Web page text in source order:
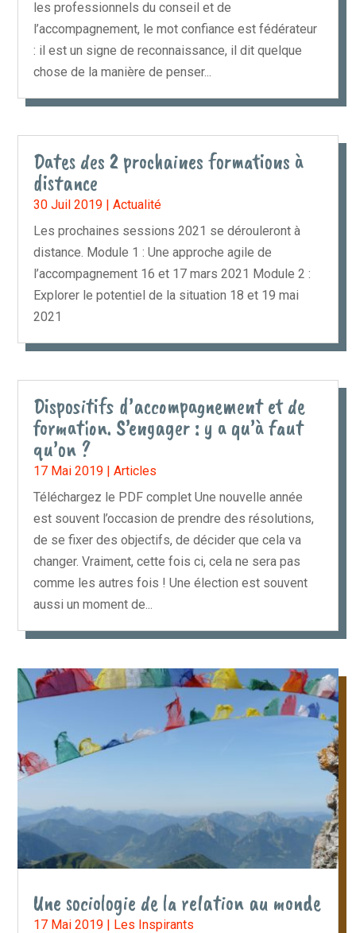
les professionnels du conseil et de
l’accompagnement, le mot confiance est fédérateur
: il est un signe de reconnaissance, il dit quelque
chose de la manière de penser...
Dates des 2 prochaines formations à
distance
30 Juil 2019 |Actualité
Les prochaines sessions 2021 se dérouleront à
distance. Module 1 : Une approche agile de
l’accompagnement 16 et 17 mars 2021 Module 2 :
Explorer le potentiel de la situation 18 et 19 mai
2021
Dispositifs d’accompagnement et de
formation. S’engager : y a qu’à faut
qu’on ?
17 Mai 2019 |Articles
Téléchargez le PDF complet Une nouvelle année
est souvent l’occasion de prendre des résolutions,
de se fixer des objectifs, de décider que cela va
changer. Vraiment, cette fois ci, cela ne sera pas
comme les autres fois ! Une élection est souvent
aussi un moment de...
Une sociologie de la relation au monde
17 Mai 2019 | Les Inspirants